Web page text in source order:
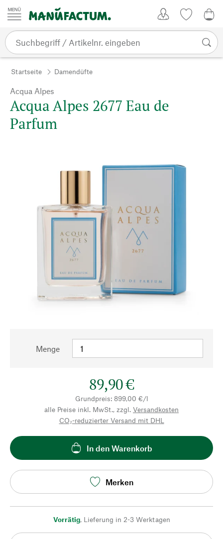
Zum Inhalt springen
Startseite Damendüfte
Acqua Alpes
Acqua Alpes 2677 Eau de
Parfum
Menge
89,90 €
Grundpreis: 899,00 €/l
alle Preise inkl. MwSt., zzgl. Versandkosten
CO₂-reduzierter Versand mit DHL
In den Warenkorb
Merken
Vorrätig, Lieferung in 2-3 Werktagen